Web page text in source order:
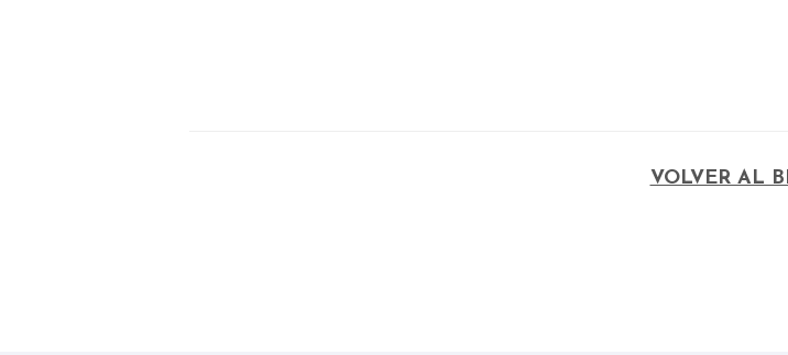
VOLVER AL